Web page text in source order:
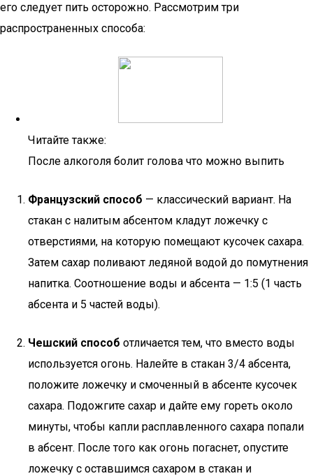
его следует пить осторожно. Рассмотрим три
распространенных способа:
Читайте также:
После алкоголя болит голова что можно выпить
Французский способ — классический вариант. На
стакан с налитым абсентом кладут ложечку с
отверстиями, на которую помещают кусочек сахара.
Затем сахар поливают ледяной водой до помутнения
напитка. Соотношение воды и абсента — 1:5 (1 часть
абсента и 5 частей воды).
Чешский способ отличается тем, что вместо воды
используется огонь. Налейте в стакан 3/4 абсента,
положите ложечку и смоченный в абсенте кусочек
сахара. Подожгите сахар и дайте ему гореть около
минуты, чтобы капли расплавленного сахара попали
в абсент. После того как огонь погаснет, опустите
ложечку с оставшимся сахаром в стакан и